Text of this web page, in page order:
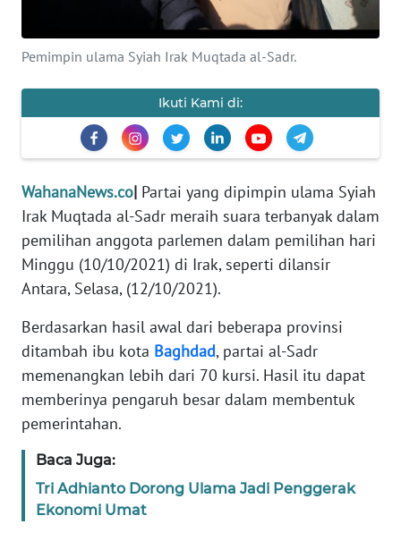
Pemimpin ulama Syiah Irak Muqtada al-Sadr.
Ikuti Kami di:
WahanaNews.co| Partai yang dipimpin ulama Syiah
Irak Muqtada al-Sadr meraih suara terbanyak dalam
pemilihan anggota parlemen dalam pemilihan hari
Minggu (10/10/2021) di Irak, seperti dilansir
Antara, Selasa, (12/10/2021).
Berdasarkan hasil awal dari beberapa provinsi
ditambah ibu kota Baghdad, partai al-Sadr
memenangkan lebih dari 70 kursi. Hasil itu dapat
memberinya pengaruh besar dalam membentuk
pemerintahan.
Baca Juga:
Tri Adhianto Dorong Ulama Jadi Penggerak
Ekonomi Umat
SERBA-SERBI
OLAHRAGA
OPINI
EDITORIAL
INDEKS
BERITA
KONTAK
KAMI
IKLAN